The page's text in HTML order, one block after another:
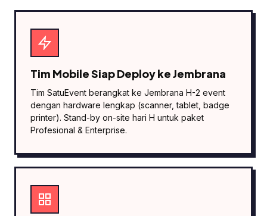
Tim Mobile Siap Deploy ke Jembrana
Tim SatuEvent berangkat ke Jembrana H-2 event
dengan hardware lengkap (scanner, tablet, badge
printer). Stand-by on-site hari H untuk paket
Profesional & Enterprise.